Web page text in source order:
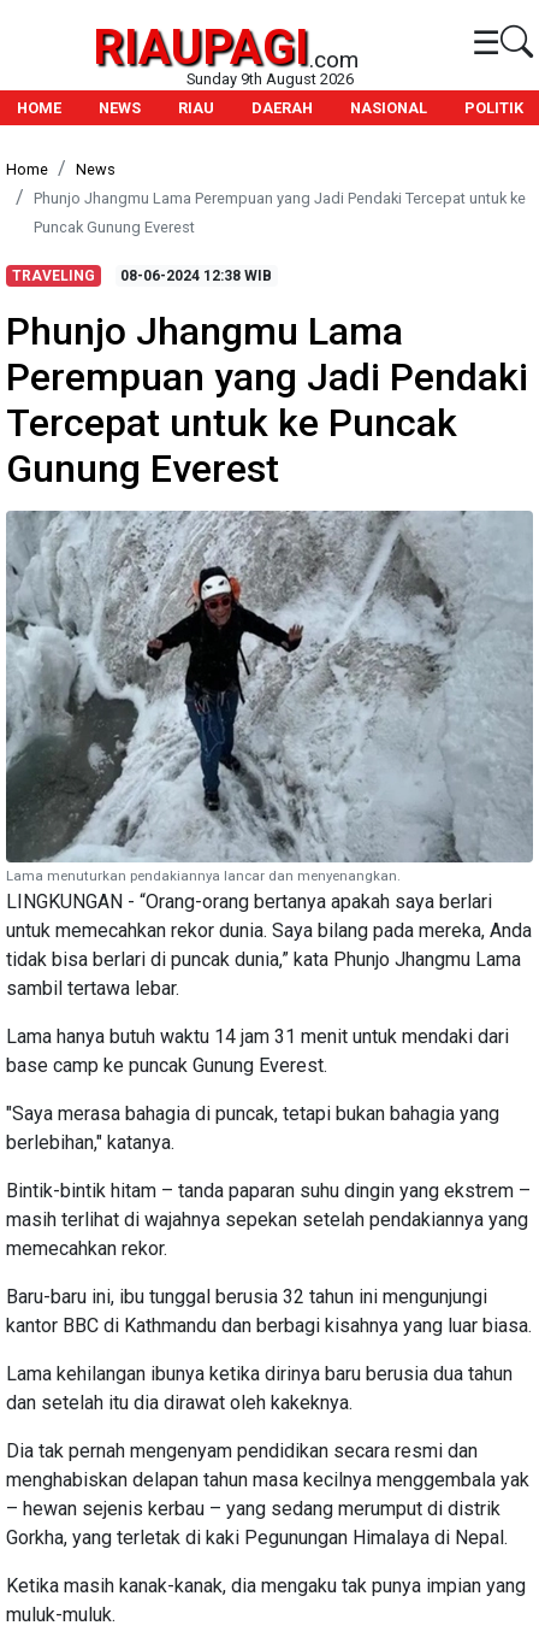
RIAUPAGI.com ☰
Sunday 9th August 2026
HOME
NEWS RIAU DAERAH NASIONAL POLITIK
Home
News
Phunjo Jhangmu Lama Perempuan yang Jadi Pendaki Tercepat untuk ke
Puncak Gunung Everest
TRAVELING 08-06-2024 12:38 WIB
Phunjo Jhangmu Lama
Perempuan yang Jadi Pendaki
Tercepat untuk ke Puncak
Gunung Everest
Lama menuturkan pendakiannya lancar dan menyenangkan.
LINGKUNGAN - “Orang-orang bertanya apakah saya berlari
untuk memecahkan rekor dunia. Saya bilang pada mereka, Anda
tidak bisa berlari di puncak dunia,” kata Phunjo Jhangmu Lama
sambil tertawa lebar.
Lama hanya butuh waktu 14 jam 31 menit untuk mendaki dari
base camp ke puncak Gunung Everest.
"Saya merasa bahagia di puncak, tetapi bukan bahagia yang
berlebihan," katanya.
Bintik-bintik hitam – tanda paparan suhu dingin yang ekstrem –
masih terlihat di wajahnya sepekan setelah pendakiannya yang
memecahkan rekor.
Baru-baru ini, ibu tunggal berusia 32 tahun ini mengunjungi
kantor BBC di Kathmandu dan berbagi kisahnya yang luar biasa.
Lama kehilangan ibunya ketika dirinya baru berusia dua tahun
dan setelah itu dia dirawat oleh kakeknya.
Dia tak pernah mengenyam pendidikan secara resmi dan
menghabiskan delapan tahun masa kecilnya menggembala yak
– hewan sejenis kerbau – yang sedang merumput di distrik
Gorkha, yang terletak di kaki Pegunungan Himalaya di Nepal.
Ketika masih kanak-kanak, dia mengaku tak punya impian yang
muluk-muluk.